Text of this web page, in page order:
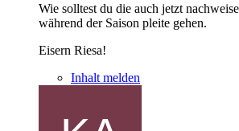
Wie solltest du die auch jetzt
während der Saison pleite gehen.
Eisern Riesa!
Inhalt melden